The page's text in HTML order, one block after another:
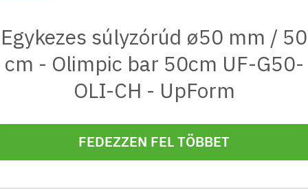
Egykezes súlyzórúd ø50 mm / 50
cm - Olimpic bar 50cm UF-G50-
OLI-CH - UpForm
FEDEZZEN FEL TÖBBET